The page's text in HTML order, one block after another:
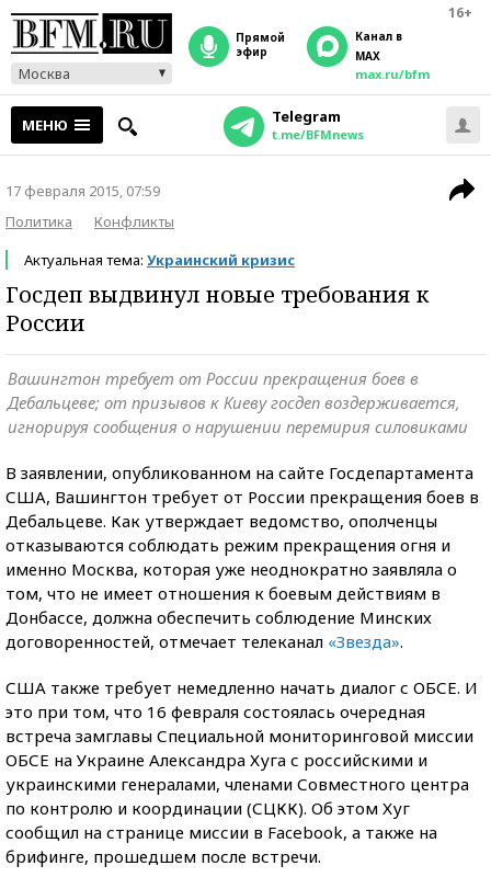
16+
Москва
прямой
эфир
Канал в
MAX
max.ru/bfm
МЕНЮ Telegram
t.me/BFMnews
17 февраля 2015, 07:59
Политика
Конфликты
Актуальная тема: Украинский кризис
Госдеп выдвинул новые требования к
России
Вашингтон требует от России прекращения боев в
Дебальцеве; от призывов к Киеву госдеп воздерживается,
игнорируя сообщения о нарушении перемирия силовиками
В заявлении, опубликованном на сайте Госдепартамента
США, Вашингтон требует от России прекращения боев в
Дебальцеве. Как утверждает ведомство, ополченцы
отказываются соблюдать режим прекращения огня и
именно Москва, которая уже неоднократно заявляла о
том, что не имеет отношения к боевым действиям в
Донбассе, должна обеспечить соблюдение Минских
договоренностей, отмечает телеканал «Звезда».
США также требует немедленно начать диалог с ОБСЕ. И
это при том, что 16 февраля состоялась очередная
встреча замглавы Специальной мониторинговой миссии
ОБСЕ на Украине Александра Хуга с российскими и
украинскими генералами, членами Совместного центра
по контролю и координации (СЦКК). Об этом Хуг
сообщил на странице миссии в Facebook, а также на
брифинге, прошедшем после встречи.